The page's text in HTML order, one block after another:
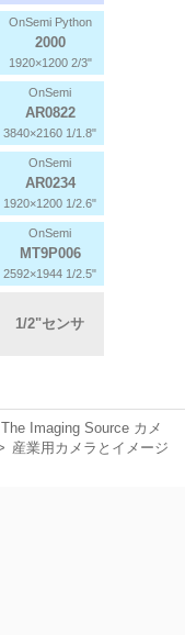
OnSemi Python
2000
1920×1200 2/3"
OnSemi
AR0822
3840×2160 1/1.8"
OnSemi
AR0234
1920×1200 1/2.6"
OnSemi
MT9P006
2592×1944 1/2.5"
1/2"センサ
The Imaging Source カメ
産業用カメラとイメージ